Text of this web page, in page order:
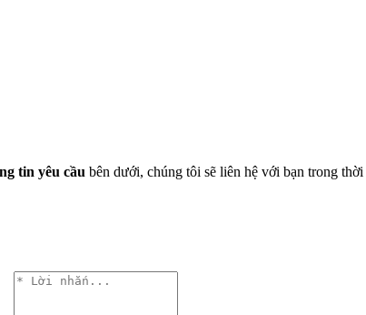
tin yêu cầu bên dưới, chúng tôi sẽ liên hệ với bạn trong thời